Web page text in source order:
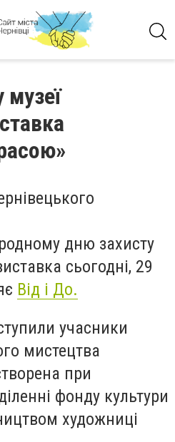
дню захисту
сьогодні, 29
Від і До.
учасники
мистецтва
при
фонду культури
художниці